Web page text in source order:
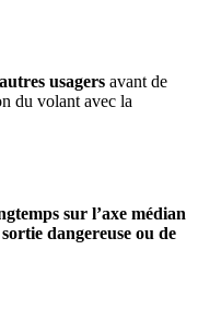
usagers avant de
du volant avec la
sur l’axe médian
sortie dangereuse ou de